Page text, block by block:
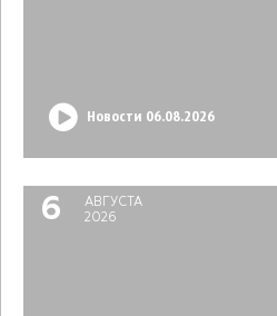
Новости 06.08.2026
6
АВГУСТА
2026